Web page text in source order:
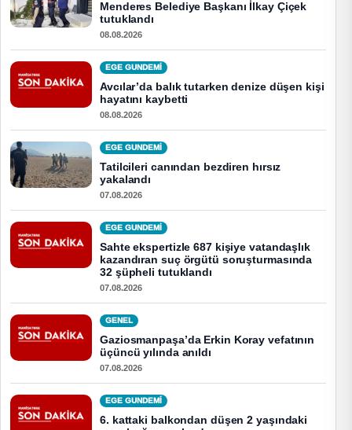
Menderes Belediye Başkanı İlkay Çiçek
tutuklandı
08.08.2026
EGE GUNDEMİ
Avcılar’da balık tutarken denize düşen kişi
hayatını kaybetti
08.08.2026
EGE GUNDEMİ
Tatilcileri canından bezdiren hırsız
yakalandı
07.08.2026
EGE GUNDEMİ
Sahte ekspertizle 687 kişiye vatandaşlık
kazandıran suç örgütü soruşturmasında
32 şüpheli tutuklandı
07.08.2026
GENEL
Gaziosmanpaşa’da Erkin Koray vefatının
üçüncü yılında anıldı
07.08.2026
EGE GUNDEMİ
6. kattaki balkondan düşen 2 yaşındaki